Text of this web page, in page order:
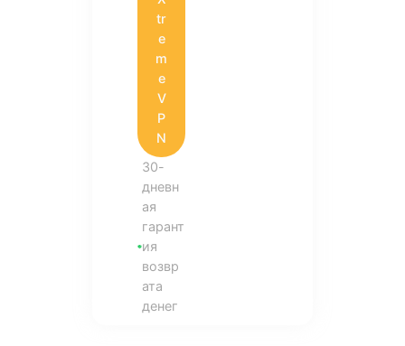
tr
e
m
e
V
P
N
30-
дневн
ая
гарант
ия
возвр
ата
денег